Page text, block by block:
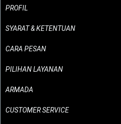
PROFIL
SYARAT & KETENTUAN
CARA PESAN
PILIHAN LAYANAN
ARMADA
CUSTOMER SERVICE